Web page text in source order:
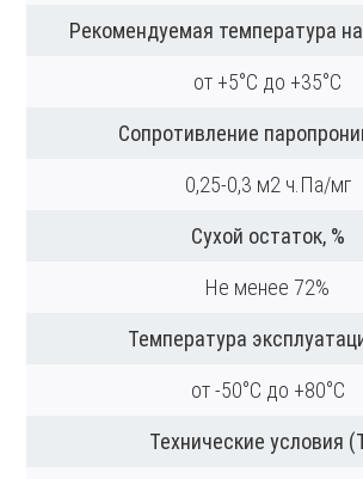
Рекомендуемая температура
от +5°С до +35°С
Сопротивление
0,25-0,3 м2 ч.Па/мг
Сухой остаток, %
Не менее 72%
Температура
от -50°С до +80°С
Технические условия